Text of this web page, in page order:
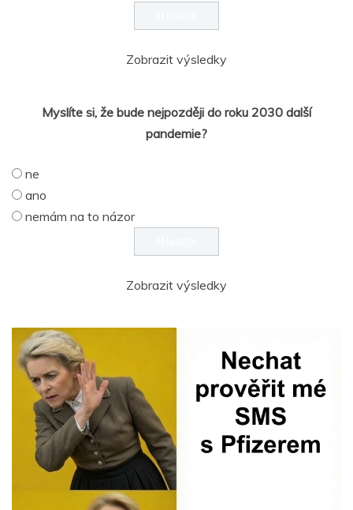
Zobrazit výsledky
Myslíte si, že bude nejpozději do roku 2030 další
pandemie?
ne
ano
nemám na to názor
Zobrazit výsledky